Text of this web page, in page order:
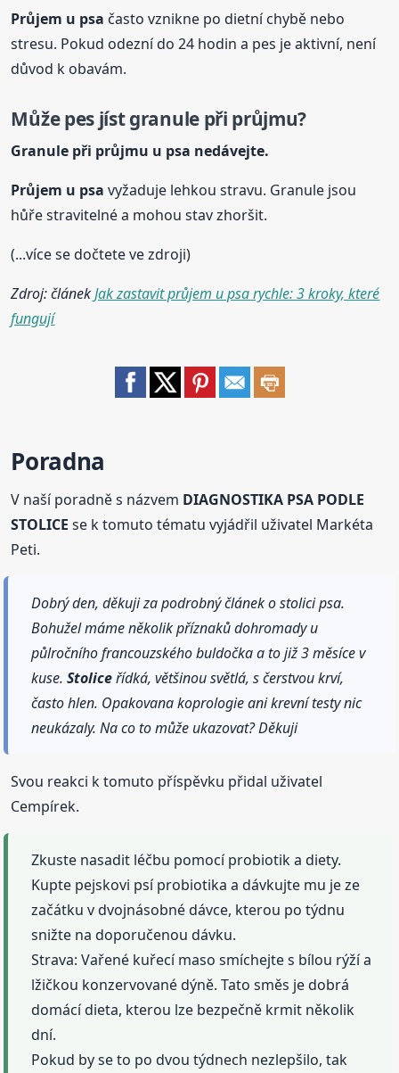
Průjem u psa často vznikne po dietní chybě nebo
stresu. Pokud odezní do 24 hodin a pes je aktivní, není
důvod k obavám.
Může pes jíst granule při průjmu?
Granule při průjmu u psa nedávejte.
Průjem u psa vyžaduje lehkou stravu. Granule jsou
hůře stravitelné a mohou stav zhoršit.
(...více se dočtete ve zdroji)
Zdroj: článekJak zastavit průjem u psa rychle: 3 kroky, které
fungují
Poradna
V naší poradně s názvem DIAGNOSTIKA PSA PODLE
STOLICE se k tomuto tématu vyjádřil uživatel Markéta
Peti.
Dobrý den, děkuji za podrobný článek o stolici psa.
Bohužel máme několik příznaků dohromady u
půlročního francouzského buldočka a to již 3 měsíce v
kuse.Stoliceřídká, většinou světlá, s čerstvou krví,
často hlen. Opakovana koprologie ani krevní testy nic
neukázaly. Na co to může ukazovat? Děkuji
Svou reakci k tomuto příspěvku přidal uživatel
Cempírek.
Zkuste nasadit léčbu pomocí probiotik a diety.
Kupte pejskovi psí probiotika a dávkujte mu je ze
začátku v dvojnásobné dávce, kterou po týdnu
snižte na doporučenou dávku.
Strava: Vařené kuřecí maso smíchejte s bílou rýží a
lžičkou konzervované dýně. Tato směs je dobrá
domácí dieta, kterou lze bezpečně krmit několik
dní.
Pokud by se to po dvou týdnech nezlepšilo, tak